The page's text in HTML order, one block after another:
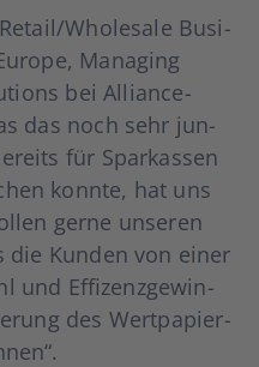
Wholesale Busi­
Mana­ging
bei Alli­ance­
das noch sehr jun­
für Spar­kas­sen
konn­te, hat uns
ger­ne unse­ren
die Kun­den von einer
und Effi­zenz­ge­win­
des Wert­pa­pier­